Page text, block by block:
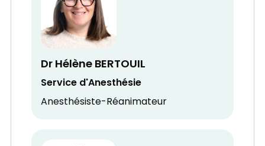
Dr Hélène BERTOUIL
Service d'Anesthésie
Anesthésiste-Réanimateur